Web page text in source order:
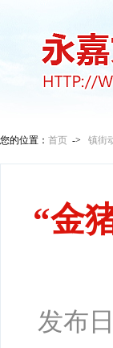
您的位置： 首页 -> 镇街
“金
发布